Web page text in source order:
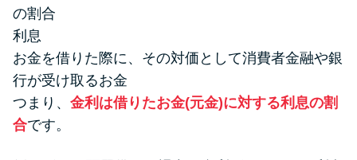
の割合
利息
お金を借りた際に、その対価として消費者金融や銀
行が受け取るお金
つまり、 金利は借りたお金(元金)に対する利息の割
合です。